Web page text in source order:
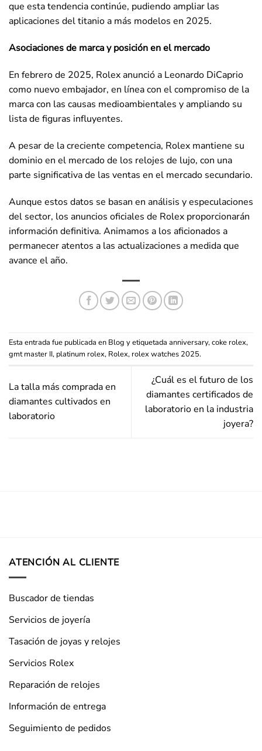
que esta tendencia continúe, pudiendo ampliar las
aplicaciones del titanio a más modelos en 2025.
Asociaciones de marca y posición en el mercado
En febrero de 2025, Rolex anunció a Leonardo DiCaprio
como nuevo embajador, en línea con el compromiso de la
marca con las causas medioambientales y ampliando su
lista de figuras influyentes.
A pesar de la creciente competencia, Rolex mantiene su
dominio en el mercado de los relojes de lujo, con una
parte significativa de las ventas en el mercado secundario.
Aunque estos datos se basan en análisis y especulaciones
del sector, los anuncios oficiales de Rolex proporcionarán
información definitiva. Animamos a los aficionados a
permanecer atentos a las actualizaciones a medida que
avance el año.
Esta entrada fue publicada en Blog y etiquetada anniversary,coke rolex,
gmt master II, platinum rolex, Rolex, rolex watches 2025.
La talla más comprada en
diamantes cultivados en
laboratorio
¿Cuál es el futuro de los
diamantes certificados de
laboratorio en la industria
joyera?
ATENCIÓN AL CLIENTE
Buscador de tiendas
Servicios de joyería
Tasación de joyas y relojes
Servicios Rolex
Reparación de relojes
Información de entrega
Seguimiento de pedidos